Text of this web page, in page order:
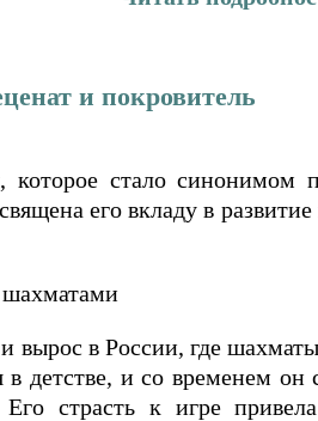
и покровитель
стало синонимом
его вкладу в
шахматами
вырос в России, где
в детстве, и со временем
Его страсть к игре